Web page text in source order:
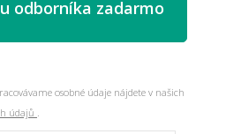
osobné údaje nájdete v našich
údajů